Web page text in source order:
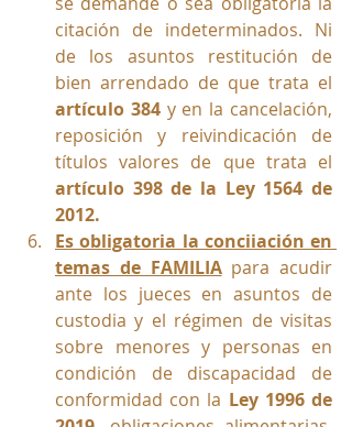
citación de indeterminados. Ni
de los asuntos restitución de
artículo 384 y en la cancelación,
reposición y reivindicación de
artículo 398 de la Ley 1564 de
2012.
Es obligatoria la conciiación en
temas de FAMILIA para acudir
ante los jueces en asuntos de
custodia y el régimen de visitas
sobre menores y personas en
condición de discapacidad de
conformidad con la Ley 1996 de